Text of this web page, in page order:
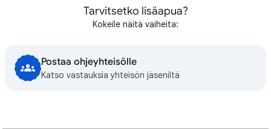
Tarvitsetko lisäapua?
Kokeile näitä vaiheita:
Postaa ohjeyhteisölle
Katso vastauksia yhteisön jäseniltä